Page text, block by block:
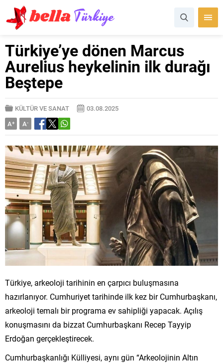
Türkiye’ye dönen Marcus
Aurelius heykelinin ilk durağı
Beştepe
KÜLTÜR VE SANAT
03.08.2025
A+ A-
Türkiye, arkeoloji tarihinin en çarpıcı buluşmasına
hazırlanıyor. Cumhuriyet tarihinde ilk kez bir Cumhurbaşkanı,
arkeoloji temalı bir programa ev sahipliği yapacak. Açılış
konuşmasını da bizzat Cumhurbaşkanı Recep Tayyip
Erdoğan gerçekleştirecek.
Cumhurbaşkanlığı Külliyesi, aynı gün “Arkeolojinin Altın